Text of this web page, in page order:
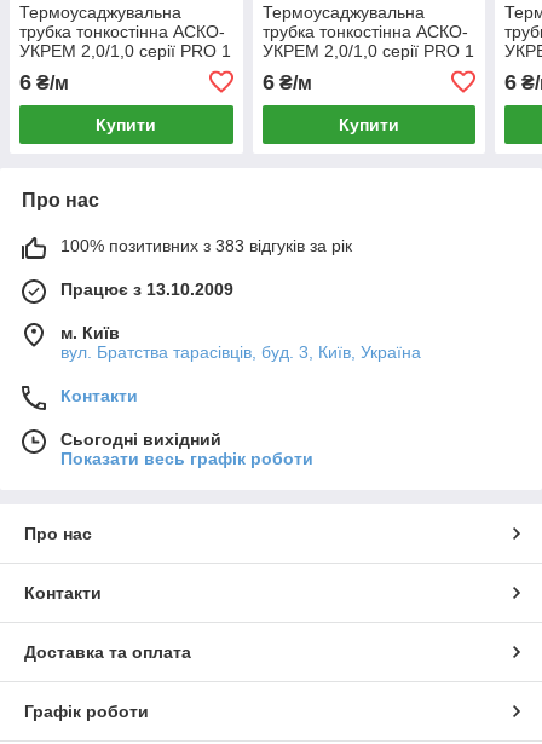
Термоусаджувальна
трубка тонкостінна АСКО-
УКРЕМ 2,0/1,0 серії PRO 1
метр біла (A0150040451)
6 ₴/м
Купити
Термоусаджувальна
трубка тонкостінна АСКО-
УКРЕМ 2,0/1,0 серії PRO 1
(A0150040452)
6₴/м
Купити
6
Про нас
100% позитивних з 383 відгуків за рік
Працює з 13.10.2009
м. Київ
вул. Братства тарасівців, буд. 3, Київ, Україна
Контакти
Сьогодні вихідний
Показати весь графік роботи
Про нас
Контакти
Доставка та оплата
Графік роботи